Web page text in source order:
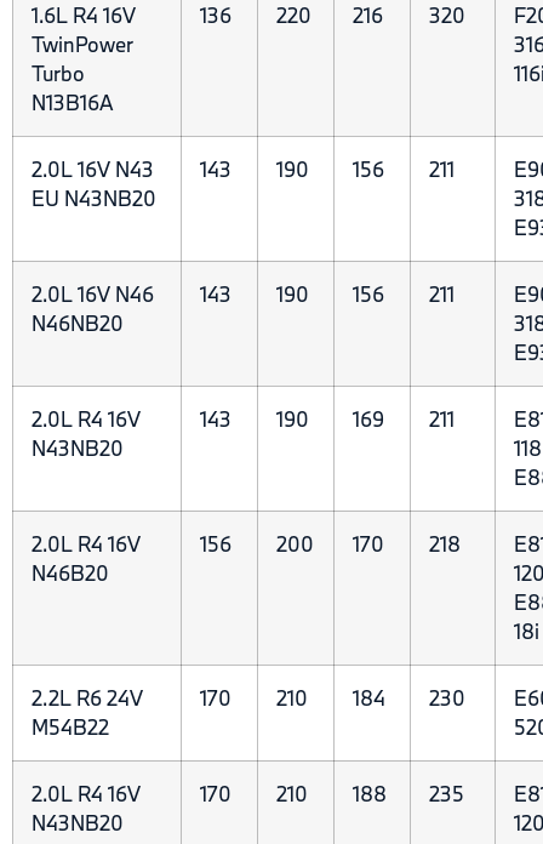
1.6L R4 16V
TwinPower
Turbo
N13B16A
136 220 216 320
2.0L 16V N43
EU N43NB20
143 190 156 211
2.0L 16V N46
N46NB20
143 190 156 211
2.0L R4 16V
N43NB20
143 190 169 211
2.0L R4 16V
N46B20
156 200 170 218
18i
2.2L R6 24V
M54B22
170 210 184 230
2.0L R4 16V
N43NB20
170 210 188 235